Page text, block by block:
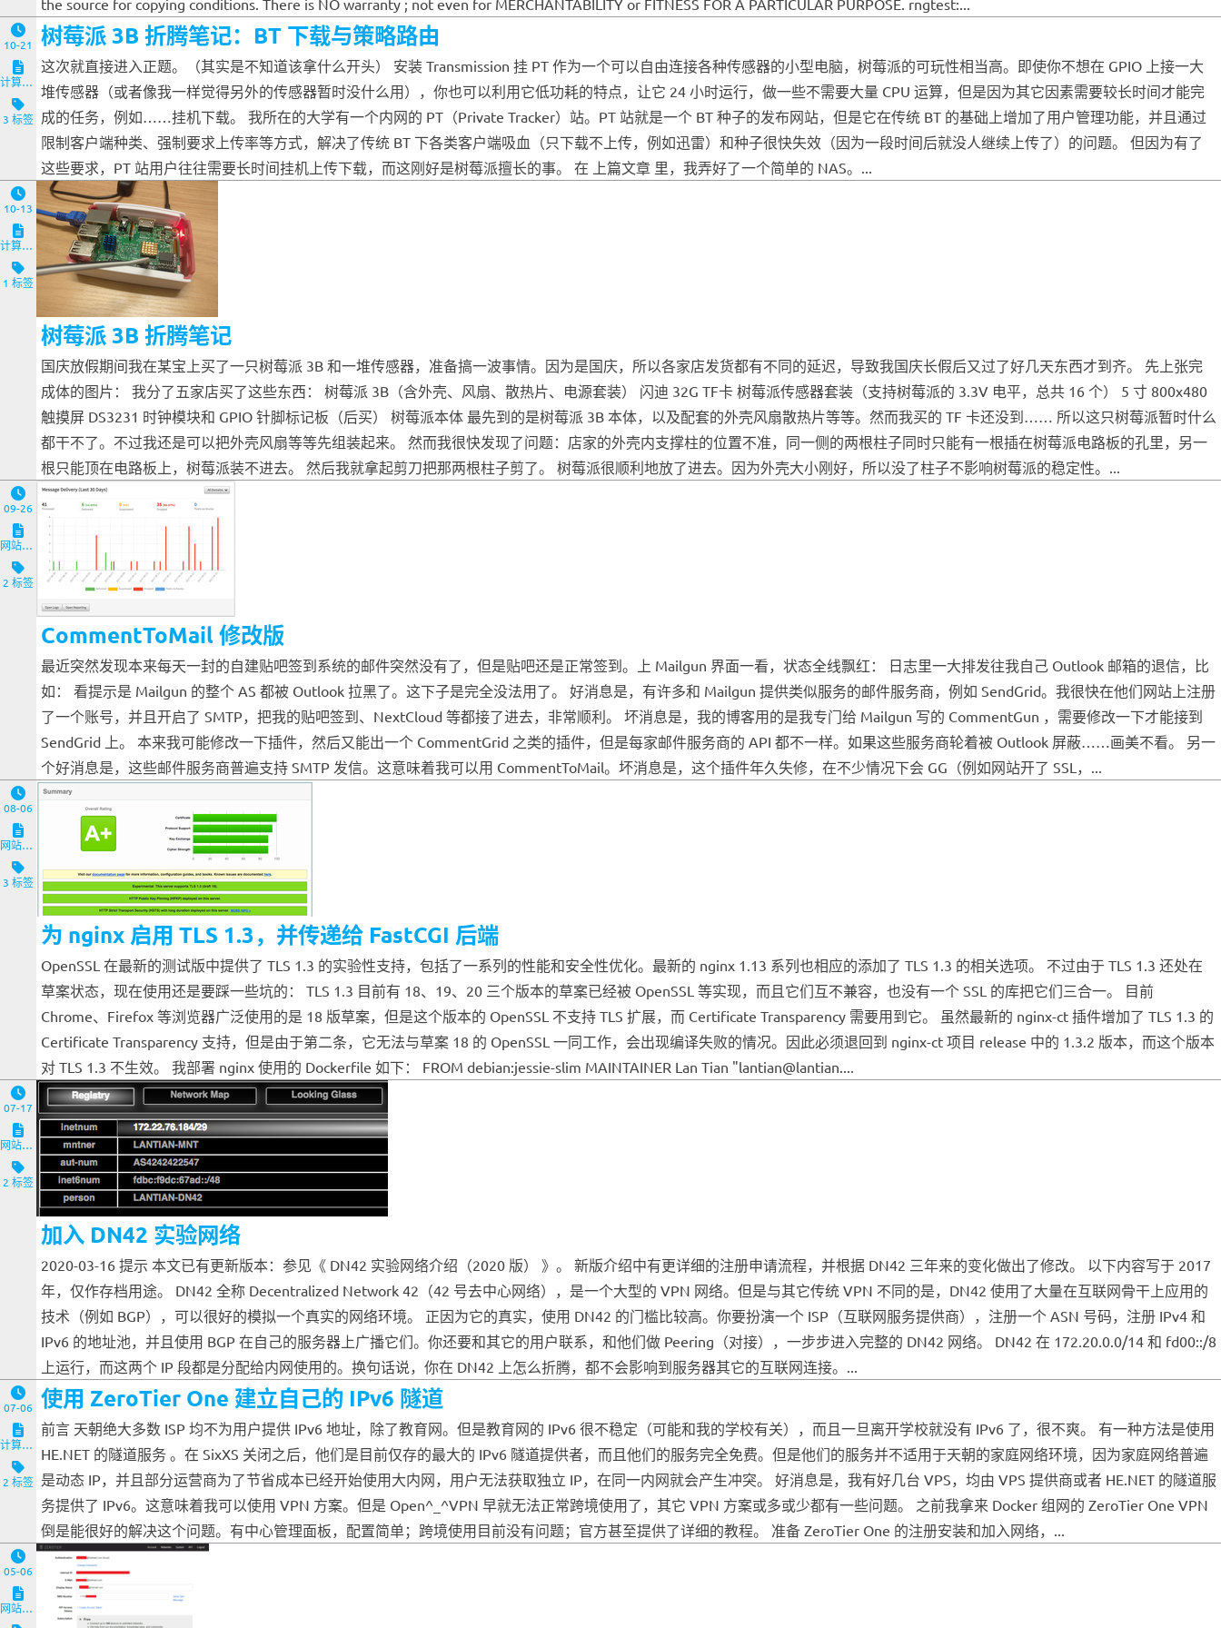
the source for copying conditions. There is NO warranty ; not even for MERCHANTABILITY or FITNESS FOR A PARTICULAR PURPOSE. rngtest:...
10-21
计算机与客户端
3 标签
树莓派 3B 折腾笔记：BT 下载与策略路由
这次就直接进入正题。（其实是不知道该拿什么开头） 安装 Transmission 挂 PT 作为一个可以自由连接各种传感器的小型电脑，树莓派的可玩性相当高。即使你不想在 GPIO 上接一大
堆传感器（或者像我一样觉得另外的传感器暂时没什么用），你也可以利用它低功耗的特点，让它 24 小时运行，做一些不需要大量 CPU 运算，但是因为其它因素需要较长时间才能完
成的任务，例如……挂机下载。 我所在的大学有一个内网的 PT（Private Tracker）站。PT 站就是一个 BT 种子的发布网站，但是它在传统 BT 的基础上增加了用户管理功能，并且通过
限制客户端种类、强制要求上传率等方式，解决了传统 BT 下各类客户端吸血（只下载不上传，例如迅雷）和种子很快失效（因为一段时间后就没人继续上传了）的问题。 但因为有了
这些要求，PT 站用户往往需要长时间挂机上传下载，而这刚好是树莓派擅长的事。 在 上篇文章 里，我弄好了一个简单的 NAS。...
10-13
计算机与客户端
1 标签
树莓派 3B 折腾笔记
国庆放假期间我在某宝上买了一只树莓派 3B 和一堆传感器，准备搞一波事情。因为是国庆，所以各家店发货都有不同的延迟，导致我国庆长假后又过了好几天东西才到齐。 先上张完
成体的图片： 我分了五家店买了这些东西： 树莓派 3B（含外壳、风扇、散热片、电源套装） 闪迪 32G TF卡 树莓派传感器套装（支持树莓派的 3.3V 电平，总共 16 个） 5 寸 800x480
触摸屏 DS3231 时钟模块和 GPIO 针脚标记板（后买） 树莓派本体 最先到的是树莓派 3B 本体，以及配套的外壳风扇散热片等等。然而我买的 TF 卡还没到…… 所以这只树莓派暂时什么
都干不了。不过我还是可以把外壳风扇等等先组装起来。 然而我很快发现了问题：店家的外壳内支撑柱的位置不准，同一侧的两根柱子同时只能有一根插在树莓派电路板的孔里，另一
根只能顶在电路板上，树莓派装不进去。 然后我就拿起剪刀把那两根柱子剪了。 树莓派很顺利地放了进去。因为外壳大小刚好，所以没了柱子不影响树莓派的稳定性。...
09-26
网站与服务端
2 标签
CommentToMail 修改版
最近突然发现本来每天一封的自建贴吧签到系统的邮件突然没有了，但是贴吧还是正常签到。上 Mailgun 界面一看，状态全线飘红： 日志里一大排发往我自己 Outlook 邮箱的退信，比
如： 看提示是 Mailgun 的整个 AS 都被 Outlook 拉黑了。这下子是完全没法用了。 好消息是，有许多和 Mailgun 提供类似服务的邮件服务商，例如 SendGrid。我很快在他们网站上注册
了一个账号，并且开启了 SMTP，把我的贴吧签到、NextCloud 等都接了进去，非常顺利。 坏消息是，我的博客用的是我专门给 Mailgun 写的 CommentGun ，需要修改一下才能接到
SendGrid 上。 本来我可能修改一下插件，然后又能出一个 CommentGrid 之类的插件，但是每家邮件服务商的 API 都不一样。如果这些服务商轮着被 Outlook 屏蔽……画美不看。 另一
个好消息是，这些邮件服务商普遍支持 SMTP 发信。这意味着我可以用 CommentToMail。坏消息是，这个插件年久失修，在不少情况下会 GG（例如网站开了 SSL，...
08-06
网站与服务端
3 标签
为 nginx 启用 TLS 1.3，并传递给 FastCGI 后端
OpenSSL 在最新的测试版中提供了 TLS 1.3 的实验性支持，包括了一系列的性能和安全性优化。最新的 nginx 1.13 系列也相应的添加了 TLS 1.3 的相关选项。 不过由于 TLS 1.3 还处在
草案状态，现在使用还是要踩一些坑的： TLS 1.3 目前有 18、19、20 三个版本的草案已经被 OpenSSL 等实现，而且它们互不兼容，也没有一个 SSL 的库把它们三合一。 目前
Chrome、Firefox 等浏览器广泛使用的是 18 版草案，但是这个版本的 OpenSSL 不支持 TLS 扩展，而 Certificate Transparency 需要用到它。 虽然最新的 nginx-ct 插件增加了 TLS 1.3 的
Certificate Transparency 支持，但是由于第二条，它无法与草案 18 的 OpenSSL 一同工作，会出现编译失败的情况。因此必须退回到 nginx-ct 项目 release 中的 1.3.2 版本，而这个版本
对 TLS 1.3 不生效。 我部署 nginx 使用的 Dockerfile 如下： FROM debian:jessie-slim MAINTAINER Lan Tian "lantian@lantian....
07-17
网站与服务端
2 标签
加入 DN42 实验网络
2020-03-16 提示 本文已有更新版本：参见《 DN42 实验网络介绍（2020 版） 》。 新版介绍中有更详细的注册申请流程，并根据 DN42 三年来的变化做出了修改。 以下内容写于 2017
年，仅作存档用途。 DN42 全称 Decentralized Network 42（42 号去中心网络），是一个大型的 VPN 网络。但是与其它传统 VPN 不同的是，DN42 使用了大量在互联网骨干上应用的
技术（例如 BGP），可以很好的模拟一个真实的网络环境。 正因为它的真实，使用 DN42 的门槛比较高。你要扮演一个 ISP（互联网服务提供商），注册一个 ASN 号码，注册 IPv4 和
IPv6 的地址池，并且使用 BGP 在自己的服务器上广播它们。你还要和其它的用户联系，和他们做 Peering（对接），一步步进入完整的 DN42 网络。 DN42 在 172.20.0.0/14 和 fd00::/8
上运行，而这两个 IP 段都是分配给内网使用的。换句话说，你在 DN42 上怎么折腾，都不会影响到服务器其它的互联网连接。...
07-06
计算机与客户端
2 标签
使用 ZeroTier One 建立自己的 IPv6 隧道
前言 天朝绝大多数 ISP 均不为用户提供 IPv6 地址，除了教育网。但是教育网的 IPv6 很不稳定（可能和我的学校有关），而且一旦离开学校就没有 IPv6 了，很不爽。 有一种方法是使用
HE.NET 的隧道服务 。在 SixXS 关闭之后，他们是目前仅存的最大的 IPv6 隧道提供者，而且他们的服务完全免费。但是他们的服务并不适用于天朝的家庭网络环境，因为家庭网络普遍
是动态 IP，并且部分运营商为了节省成本已经开始使用大内网，用户无法获取独立 IP，在同一内网就会产生冲突。 好消息是，我有好几台 VPS，均由 VPS 提供商或者 HE.NET 的隧道服
务提供了 IPv6。这意味着我可以使用 VPN 方案。但是 Open^_^VPN 早就无法正常跨境使用了，其它 VPN 方案或多或少都有一些问题。 之前我拿来 Docker 组网的 ZeroTier One VPN
倒是能很好的解决这个问题。有中心管理面板，配置简单；跨境使用目前没有问题；官方甚至提供了详细的教程。 准备 ZeroTier One 的注册安装和加入网络，...
05-06
网站与服务端